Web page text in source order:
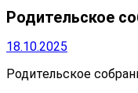
Родительское
18.10.2025
Родительское